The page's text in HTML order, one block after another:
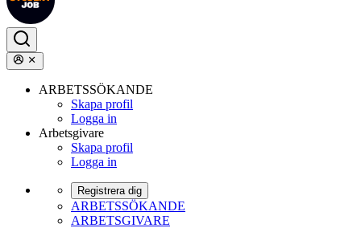
ARBETSSÖKANDE
Skapa profil
Logga in
Arbetsgivare
Skapa profil
Logga in
Registrera dig
ARBETSSÖKANDE
ARBETSGIVARE